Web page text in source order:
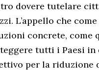
dovere tutelare
L’appello che
concrete, come
tutti i Paesi in
per la riduzione